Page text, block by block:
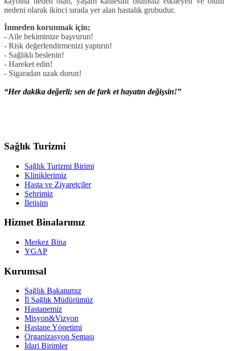
nedeni olarak ikinci sırada yer alan hastalık grubudur.
İnmeden korunmak için;
- Aile hekiminize başvurun!
- Risk değerlendirmenizi yaptırın!
- Sağlıklı beslenin!
- Hareket edin!
- Sigaradan uzak durun!
“Herdakika değerli; sen de fark ethayatın değişsin!”
Sağlık Turizmi
Sağlık Turizmi Birimi
Kliniklerimiz
Hasta ve Ziyaretçiler
Şehrimiz
İletişim
Hizmet Binalarımız
Merkez Bina
YGAP
Kurumsal
Sağlık Bakanımız
İl Sağlık Müdürümüz
Hastanemiz
Misyon&Vizyon
Hastane Yönetimi
Organizasyon Şeması
İdari Birimler